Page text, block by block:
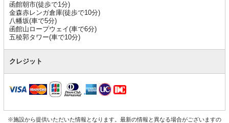
函館朝市(徒歩で1分)
金森赤レンガ倉庫(徒歩で10分)
八幡坂(車で5分)
函館山ロープウェイ(車で6分)
五稜郭タワー(車で10分)
クレジット
※施設から提供いただいた情報となります。最新の情報と異なる場合がございますの